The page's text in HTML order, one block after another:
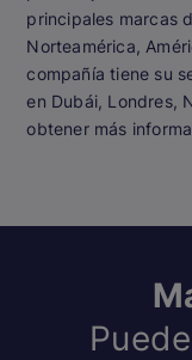
principales marcas
Norteamérica,
compañía tiene su
en Dubái, Londres,
obtener más